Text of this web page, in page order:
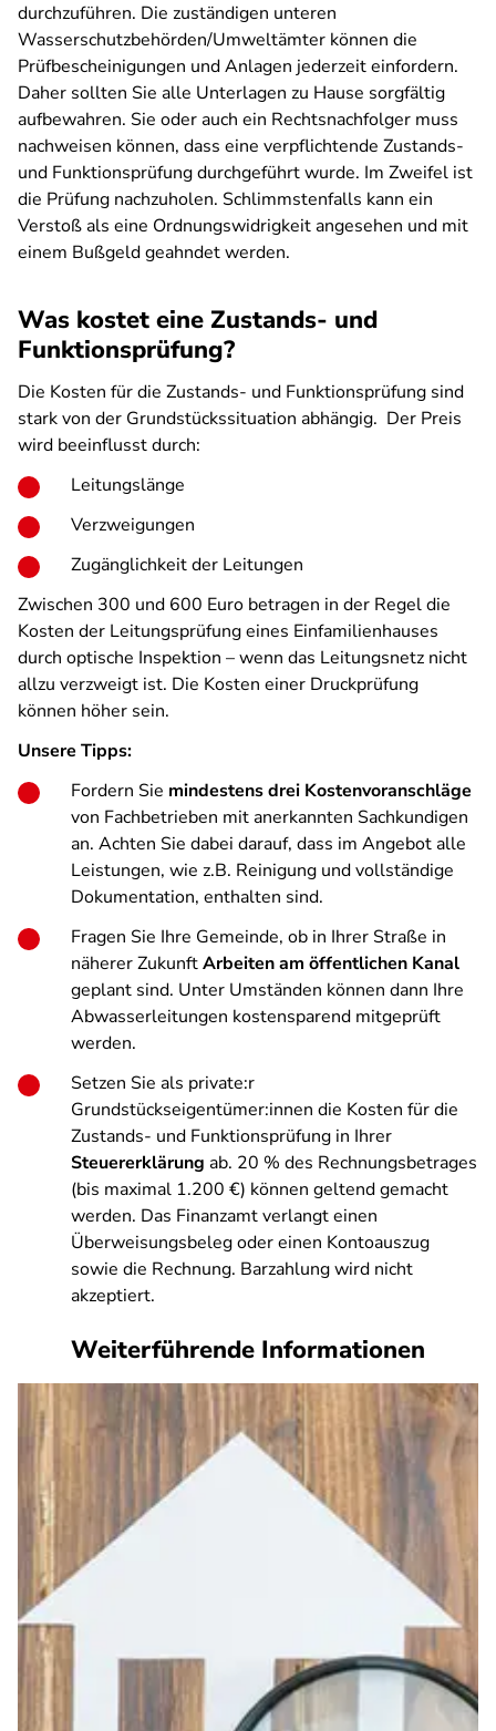
durchzuführen. Die zuständigen unteren
Wasserschutzbehörden/Umweltämter können die
Prüfbescheinigungen und Anlagen jederzeit einfordern.
Daher sollten Sie alle Unterlagen zu Hause sorgfältig
aufbewahren. Sie oder auch ein Rechtsnachfolger muss
nachweisen können, dass eine verpflichtende Zustands-
und Funktionsprüfung durchgeführt wurde. Im Zweifel ist
die Prüfung nachzuholen. Schlimmstenfalls kann ein
Verstoß als eine Ordnungswidrigkeit angesehen und mit
einem Bußgeld geahndet werden.
Was kostet eine Zustands- und
Funktionsprüfung?
Die Kosten für die Zustands- und Funktionsprüfung sind
stark von der Grundstückssituation abhängig. Der Preis
wird beeinflusst durch:
Leitungslänge
Verzweigungen
Zugänglichkeit der Leitungen
Zwischen 300 und 600 Euro betragen in der Regel die
Kosten der Leitungsprüfung eines Einfamilienhauses
durch optische Inspektion – wenn das Leitungsnetz nicht
allzu verzweigt ist. Die Kosten einer Druckprüfung
können höher sein.
Unsere Tipps:
Fordern Sie mindestens drei Kostenvoranschläge
von Fachbetrieben mit anerkannten Sachkundigen
an. Achten Sie dabei darauf, dass im Angebot alle
Leistungen, wie z.B. Reinigung und vollständige
Dokumentation, enthalten sind.
Fragen Sie Ihre Gemeinde, ob in Ihrer Straße in
näherer ZukunftArbeiten am öffentlichen Kanal
geplant sind. Unter Umständen können dann Ihre
Abwasserleitungen kostensparend mitgeprüft
werden.
Setzen Sie als private:r
Grundstückseigentümer:innen die Kosten für die
Zustands- und Funktionsprüfung in Ihrer
Steuererklärung ab. 20 % des Rechnungsbetrages
(bis maximal 1.200 €) können geltend gemacht
werden. Das Finanzamt verlangt einen
Überweisungsbeleg oder einen Kontoauszug
sowie die Rechnung. Barzahlung wird nicht
akzeptiert.
Weiterführende Informationen